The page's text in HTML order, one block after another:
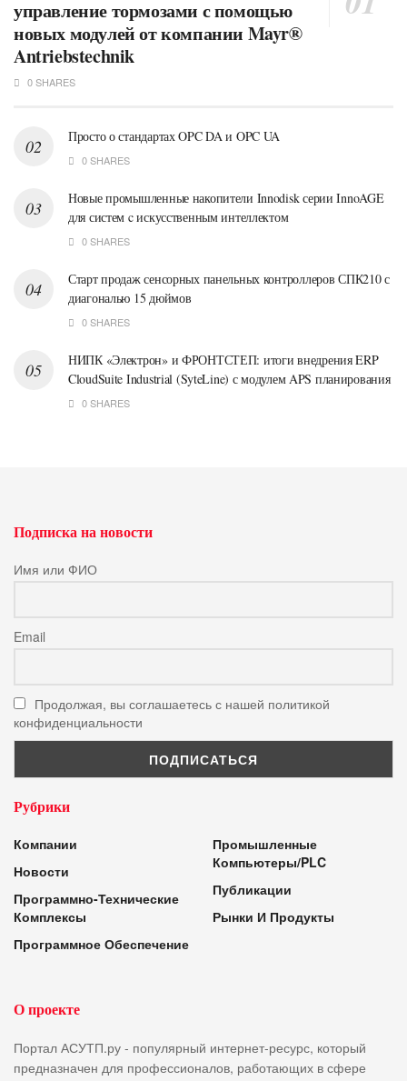
управление тормозами с помощью
новых модулей от компании Mayr®
Antriebstechnik
0 SHARES
Просто о стандартах OPC DA и OPC UA
0 SHARES
Новые промышленные накопители Innodisk серии InnoAGE
для систем c искусственным интеллектом
0 SHARES
Старт продаж сенсорных панельных контроллеров СПК210 с
диагональю 15 дюймов
0 SHARES
НИПК «Электрон» и ФРОНТСТЕП: итоги внедрения ERP
CloudSuite Industrial (SyteLine) с модулем APS планирования
0 SHARES
Подписка на новости
Имя или ФИО
Email
Продолжая, вы соглашаетесь с нашей политикой
конфиденциальности
Рубрики
Компании
Новости
Программно-Технические
Комплексы
Программное Обеспечение
Промышленные
Компьютеры/PLC
Публикации
Рынки И Продукты
О проекте
Портал АСУТП.ру - популярный интернет-ресурс, который
предназначен для профессионалов, работающих в сфере